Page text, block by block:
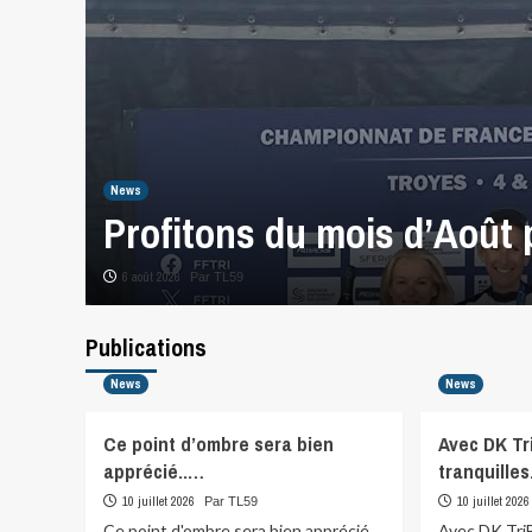
News
Profitons du mois
6 août 2026 Par TL59
Publications
News
Ce point d’ombre sera bien
apprécié..…
10 juillet 2026 Par TL59
News
Avec DK
10 juillet 2026